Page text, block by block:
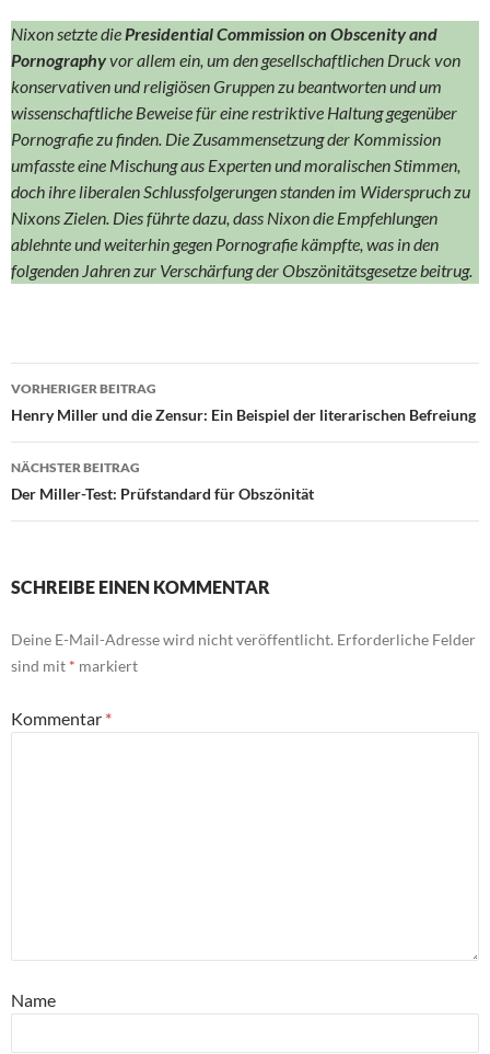
Nixon setzte diePresidential Commission on Obscenity and
Pornographyvor allem ein, um den gesellschaftlichen Druck von
konservativen und religiösen Gruppen zu beantworten und um
wissenschaftliche Beweise für eine restriktive Haltung gegenüber
Pornografie zu finden. Die Zusammensetzung der Kommission
umfasste eine Mischung aus Experten und moralischen Stimmen,
doch ihre liberalen Schlussfolgerungen standen im Widerspruch zu
Nixons Zielen. Dies führte dazu, dass Nixon die Empfehlungen
ablehnte und weiterhin gegen Pornografie kämpfte, was in den
folgenden Jahren zur Verschärfung der Obszönitätsgesetze beitrug.
Beitragsnavigation
VORHERIGER BEITRAG
Henry Miller und die Zensur: Ein Beispiel der literarischen Befreiung
NÄCHSTER BEITRAG
Der Miller-Test: Prüfstandard für Obszönität
SCHREIBE EINEN KOMMENTAR
Deine E-Mail-Adresse wird nicht veröffentlicht. Erforderliche Felder
sind mit * markiert
Kommentar *
Name